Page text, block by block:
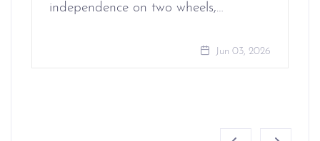
independence on two wheels,…
Jun 03, 2026